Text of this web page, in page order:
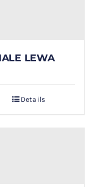
LEWA
Details